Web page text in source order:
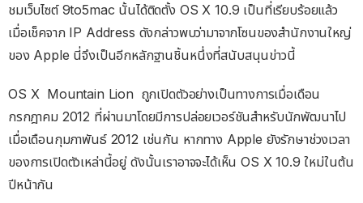
ชมเว็บไซต์ 9to5mac นั้นได้ติดตั้ง OS X 10.9 เป็นที่เรียบร้อยแล้ว
เมื่อเช็คจาก IP Address ดังกล่าวพบว่ามาจากโซนของสำนักงานใหญ่
ของ Apple นี่จึงเป็นอีกหลักฐานชิ้นหนึ่งที่สนับสนุนข่าวนี้
OS X Mountain Lion ถูกเปิดตัวอย่างเป็นทางการเมื่อเดือน
กรกฎาคม 2012 ที่ผ่านมาโดยมีการปล่อยเวอร์ชันสำหรับนักพัฒนาไป
เมื่อเดือนกุมภาพันธ์ 2012 เช่นกัน หากทาง Apple ยังรักษาช่วงเวลา
ของการเปิดตัวเหล่านี้อยู่ ดังนั้นเราอาจจะได้เห็น OS X 10.9 ใหม่ในต้น
ปีหน้ากัน